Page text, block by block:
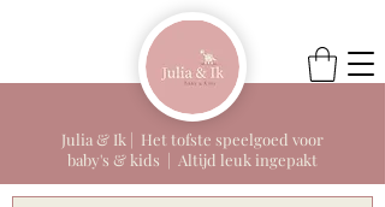
Julia & Ik | Het tofste speelgoed voor
baby's & kids | Altijd leuk ingepakt